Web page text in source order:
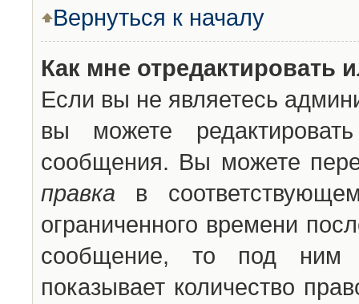
Вернуться к началу
Как мне отредактировать
Если вы не являетесь
вы можете
сообщения. Вы можете
правка в
ограниченного времени
сообщение, то под ним
показывает количество